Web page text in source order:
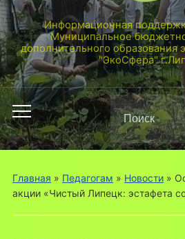
Информационная
Муниципальное
дополнительного образования
"ЭкоСфера"
Переключить
мобильное
меню
Поиск
по:
Главная » Педагогам » Новости»
акции «Чистый Липецк: эстафета